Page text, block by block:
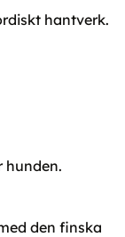
hantverk.
hunden.
den finska